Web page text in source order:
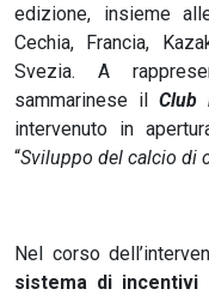
edizione, insieme
Cechia, Francia,
Svezia. A
sammarinese il Club
intervenuto in
“Sviluppo del calcio di
Nel corso
sistema di incentivi